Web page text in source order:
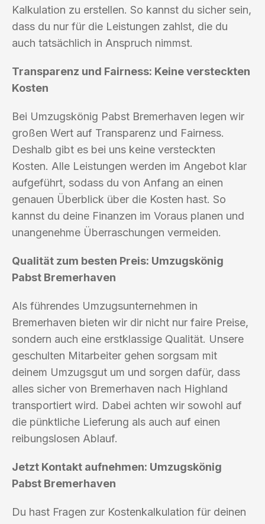
Kalkulation zu erstellen. So kannst du sicher sein,
dass du nur für die Leistungen zahlst, die du
auch tatsächlich in Anspruch nimmst.
Transparenz und Fairness: Keine versteckten
Kosten
Bei Umzugskönig Pabst Bremerhaven legen wir
großen Wert auf Transparenz und Fairness.
Deshalb gibt es bei uns keine versteckten
Kosten. Alle Leistungen werden im Angebot klar
aufgeführt, sodass du von Anfang an einen
genauen Überblick über die Kosten hast. So
kannst du deine Finanzen im Voraus planen und
unangenehme Überraschungen vermeiden.
Qualität zum besten Preis: Umzugskönig
Pabst Bremerhaven
Als führendes Umzugsunternehmen in
Bremerhaven bieten wir dir nicht nur faire Preise,
sondern auch eine erstklassige Qualität. Unsere
geschulten Mitarbeiter gehen sorgsam mit
deinem Umzugsgut um und sorgen dafür, dass
alles sicher von Bremerhaven nach Highland
transportiert wird. Dabei achten wir sowohl auf
die pünktliche Lieferung als auch auf einen
reibungslosen Ablauf.
Jetzt Kontakt aufnehmen: Umzugskönig
Pabst Bremerhaven
Du hast Fragen zur Kostenkalkulation für deinen